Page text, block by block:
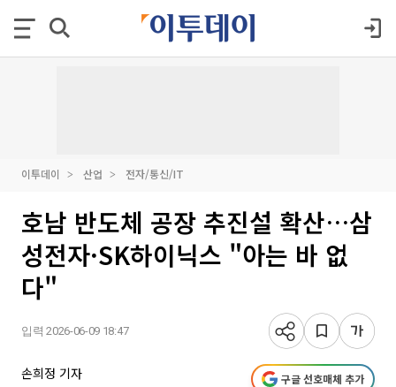
이투데이 산업 전자/통신/IT
호남 반도체 공장 추진설 확산…삼
성전자·SK하이닉스 "아는 바 없
다"
입력 2026-06-09 18:47
손희정 기자 구글 선호매체 추가